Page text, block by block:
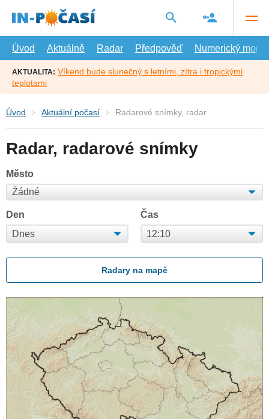
hlavní
Úvod
Aktuálně Radar Předpověď Numerický model
AKTUALITA: Víkend bude slunečný s letními, zítra i tropickými
teplotami
Úvod Aktuální počasí Radarové snímky, radar
Radar, radarové snímky
Město
Den Čas
Radary na mapě